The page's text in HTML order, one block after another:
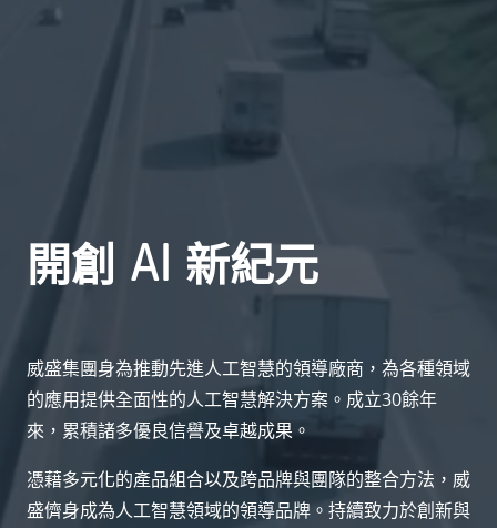
開創 AI 新紀元
威盛集團身為推動先進人工智慧的領導廠商，為各種領域
的應用提供全面性的人工智慧解決方案。成立30餘年
來，累積諸多優良信譽及卓越成果。
憑藉多元化的產品組合以及跨品牌與團隊的整合方法，威
盛儕身成為人工智慧領域的領導品牌。持續致力於創新與